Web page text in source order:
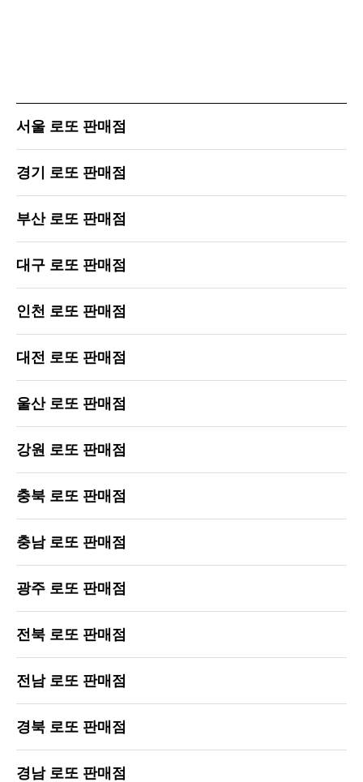
서울 로또 판매점
경기 로또 판매점
부산 로또 판매점
대구 로또 판매점
인천 로또 판매점
대전 로또 판매점
울산 로또 판매점
강원 로또 판매점
충북 로또 판매점
충남 로또 판매점
광주 로또 판매점
전북 로또 판매점
전남 로또 판매점
경북 로또 판매점
경남 로또 판매점